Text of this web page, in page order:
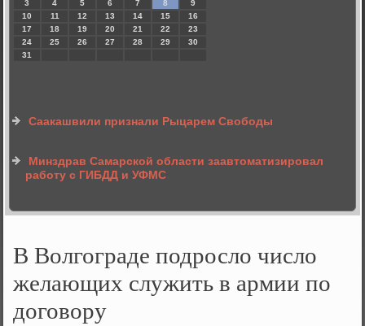
3
4 5 6 7 8
9
10
11 12 13 14 15
16
17
18 19 20 21 22
23
24
25 26 27 28 29
30
31
Саакашвили признали Рыцарем Свободы
Минздрав Самарской области заавтоматизировал
работу с ГИБДД и УФМС
В Волгограде подросло число
желающих служить в армии по
договору